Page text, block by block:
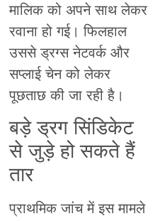
मालिक को अपने साथ लेकर
रवाना हो गई। फिलहाल
उससे ड्रग्स नेटवर्क और
सप्लाई चेन को लेकर
पूछताछ की जा रही है।
बड़े ड्रग सिंडिकेट
से जुड़े हो सकते हैं
तार
प्राथमिक जांच में इस मामले